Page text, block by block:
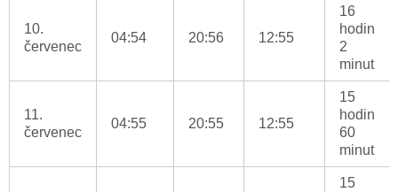
10.
červenec
04:54 20:56 12:55
16
hodin
2
minut
11.
červenec
04:55 20:55 12:55
15
hodin
60
minut
15